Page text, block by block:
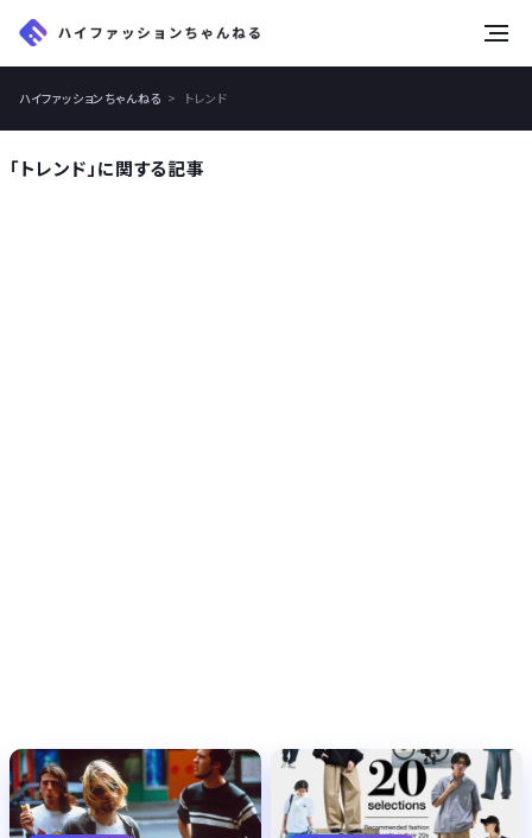
ハイファッションちゃんねる トレンド
「トレンド」に関する記事